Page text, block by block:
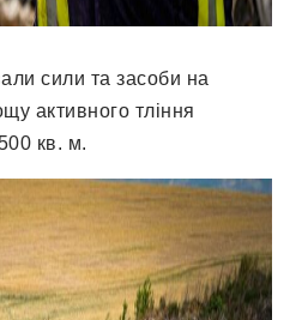
сили та засоби на
активного тління
кв. м.